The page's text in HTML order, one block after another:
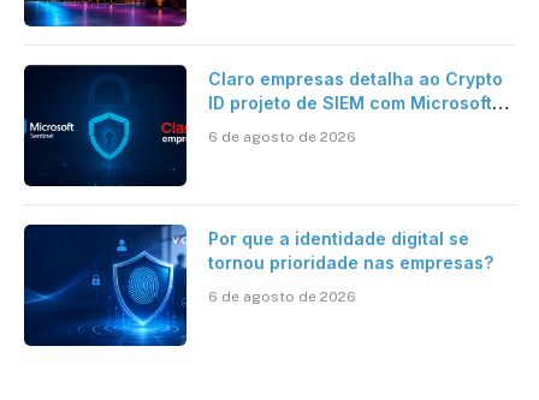
Claro empresas detalha ao Crypto
ID projeto de SIEM com Microsoft
automatizada
6 de agosto de 2026
Por que a identidade digital se
tornou prioridade nas empresas?
6 de agosto de 2026